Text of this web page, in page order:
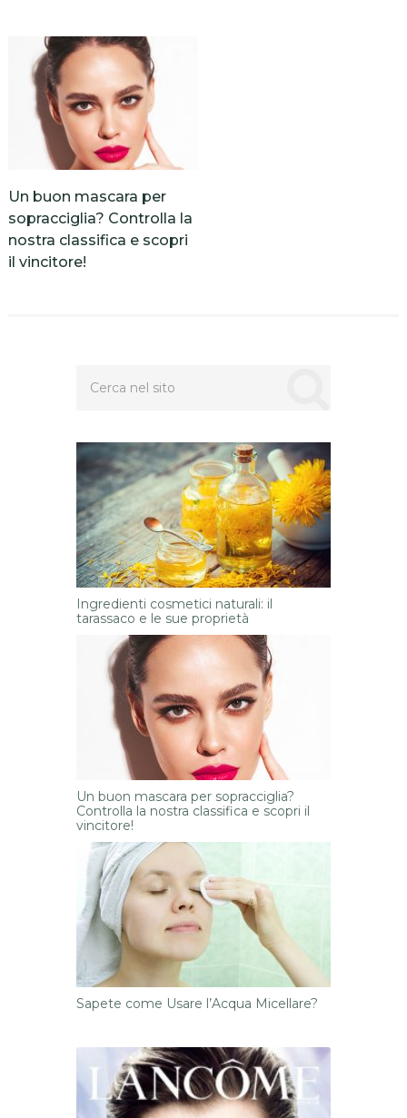
Un buon mascara per
sopracciglia? Controlla la
nostra classifica e scopri
il vincitore!
Ingredienti cosmetici naturali: il
tarassaco e le sue proprietà
Un buon mascara per sopracciglia?
Controlla la nostra classifica e scopri il
vincitore!
Sapete come Usare l’Acqua Micellare?